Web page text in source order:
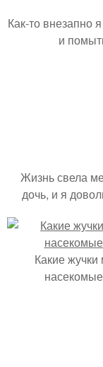
Как-то внезапно
и
Жизнь свела
дочь, и я
Какие